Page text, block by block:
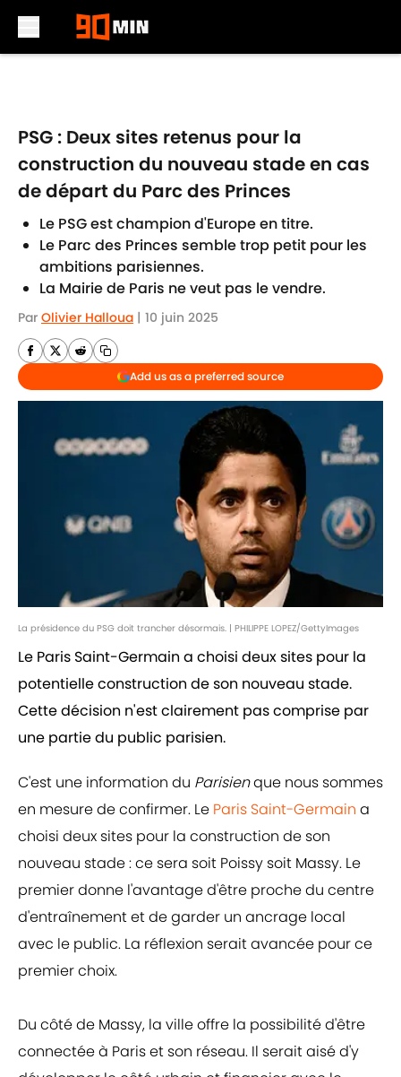
PSG : Deux sites retenus pour la
construction du nouveau stade en cas
de départ du Parc des Princes
Le PSG est champion d'Europe en titre.
Le Parc des Princes semble trop petit pour les
ambitions parisiennes.
La Mairie de Paris ne veut pas le vendre.
Par Olivier Halloua | 10 juin 2025
Add us as a preferred source
La présidence du PSG doit trancher désormais. | PHILIPPE LOPEZ/GettyImages
Le Paris Saint-Germain a choisi deux sites pour la
potentielle construction de son nouveau stade.
Cette décision n'est clairement pas comprise par
une partie du public parisien.
C'est une information du Parisienque nous sommes
en mesure de confirmer. Le Paris Saint-Germain a
choisi deux sites pour la construction de son
nouveau stade : ce sera soit Poissy soit Massy. Le
premier donne l'avantage d'être proche du centre
d'entraînement et de garder un ancrage local
avec le public. La réflexion serait avancée pour ce
premier choix.
Du côté de Massy, la ville offre la possibilité d'être
connectée à Paris et son réseau. Il serait aisé d'y